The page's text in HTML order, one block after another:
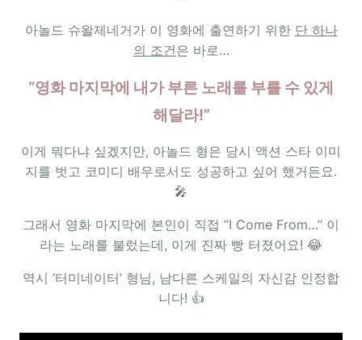
아놀드 슈왈제네거가 이 영화에 출연하기 위한 단 하나
의 조건은 바로…
“영화 마지막에 내가 부른 노래를 부를 수 있게
해달라!”
이게 뭐다냐 싶겠지만, 아놀드 형은 당시 액션 스타 이미
지를 벗고 코미디 배우로서도 성공하고 싶어 했거든요.
🎤
그래서 영화 마지막에 본인이 직접 “I Come From…” 이
라는 노래를 불렀는데, 이게 진짜 빵 터졌어요! 😂
역시 ‘터미네이터’ 형님, 남다른 스케일의 자신감 인정합
니다! 👍